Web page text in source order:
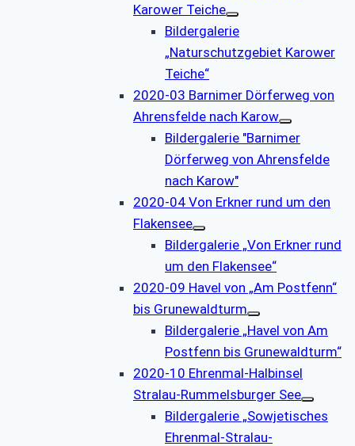
Karower Teiche
Bildergalerie
„Naturschutzgebiet Karower
Teiche“
2020-03 Barnimer Dörferweg von
Ahrensfelde nach Karow
Bildergalerie "Barnimer
Dörferweg von Ahrensfelde
nach Karow"
2020-04 Von Erkner rund um den
Flakensee
Bildergalerie „Von Erkner rund
um den Flakensee“
2020-09 Havel von „Am Postfenn“
bis Grunewaldturm
Bildergalerie „Havel von Am
Postfenn bis Grunewaldturm“
2020-10 Ehrenmal-Halbinsel
Stralau-Rummelsburger See
Bildergalerie „Sowjetisches
Ehrenmal-Stralau-